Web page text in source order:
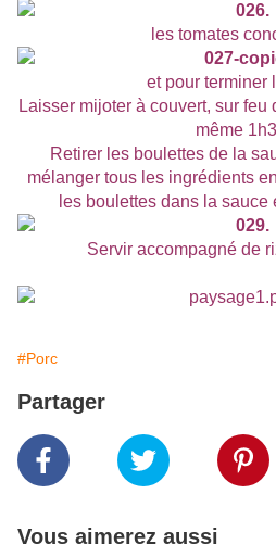
les tomates
et pour terminer
Laisser mijoter à couvert, sur
même
Retirer les boulettes de la
mélanger tous les ingrédients
les boulettes dans la sauce
Servir accompagné de
#Porc
Partager
Vous aimerez aussi